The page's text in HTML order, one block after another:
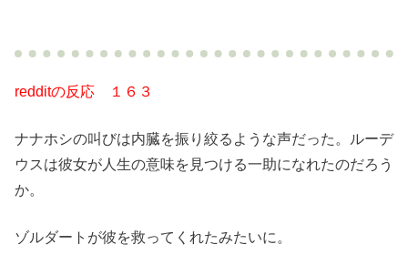
redditの反応 １６３
ナナホシの叫びは内臓を振り絞るような声だった。ルーデ
ウスは彼女が人生の意味を見つける一助になれたのだろう
か。
ゾルダートが彼を救ってくれたみたいに。